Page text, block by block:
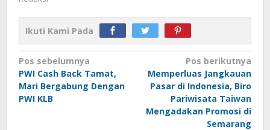
Ikuti Kami Pada
Navigasi
pos
Pos sebelumnya
PWI Cash Back Tamat,
Mari Bergabung Dengan
PWI KLB
Pos berikutnya
Memperluas Jangkauan
Pasar di Indonesia, Biro
Pariwisata Taiwan
Mengadakan Promosi di
Semarang